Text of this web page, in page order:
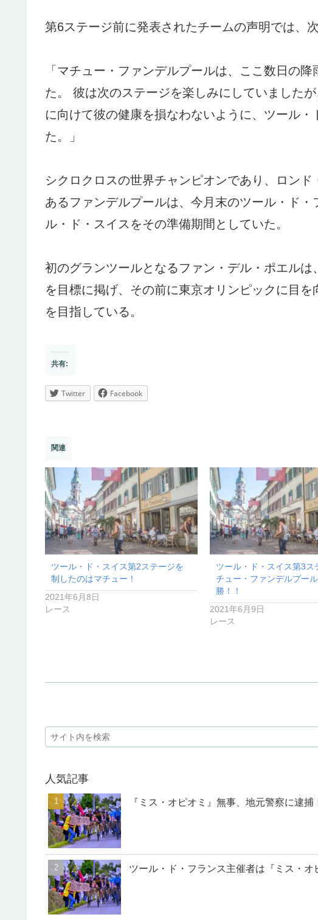
第6ステージ前に発表されたチームの声明では、
「マチュー・ファンデルプールは、ここ数日の
た。 彼は次のステージを楽しみにしていました
に向けて彼の健康を損なわないように、ツール
た。」
シクロクロスの世界チャンピオンであり、ロン
あるファンデルプールは、今月末のツール・ド
ル・ド・スイスをその準備期間としていた。
初のグランツールとなるファン・デル・ポエル
を目標に掲げ、その前に東京オリンピックに目
を目指している。
共有:
Twitter Facebook
関連
ツール・ド・スイス第2ステージを
制したのはマチュー！
2021年6月8日
レース
ツール・ド・スイス第3ス
チュー・ファンデルプー
勝！！
2021年6月9日
レース
人気記事
『ミス・オピオミ』無事、地元警察に逮捕
ツール・ド・フランス主催者は『ミス・